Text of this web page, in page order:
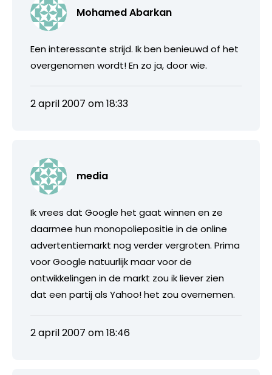
Mohamed Abarkan
Een interessante strijd. Ik ben benieuwd of het
overgenomen wordt! En zo ja, door wie.
2 april 2007 om 18:33
media
Ik vrees dat Google het gaat winnen en ze
daarmee hun monopoliepositie in de online
advertentiemarkt nog verder vergroten. Prima
voor Google natuurlijk maar voor de
ontwikkelingen in de markt zou ik liever zien
dat een partij als Yahoo! het zou overnemen.
2 april 2007 om 18:46